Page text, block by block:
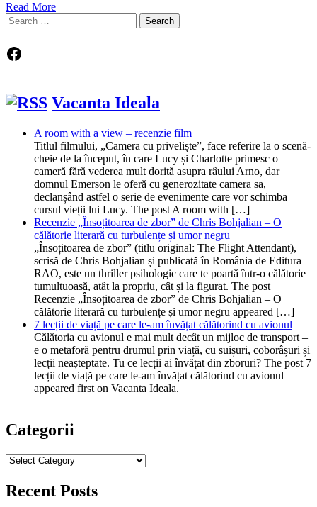
Read More
Search
for:
Facebook
Vacanta Ideala
A room with a view – recenzie film
Titlul filmului, „Camera cu priveliște”, face referire la o scenă-
cheie de la început, în care Lucy și Charlotte primesc o
cameră fără vederea mult dorită asupra râului Arno, dar
domnul Emerson le oferă cu generozitate camera sa,
declanșând astfel o serie de evenimente care vor schimba
cursul vieții lui Lucy. The post A room with […]
Recenzie „Însoțitoarea de zbor” de Chris Bohjalian – O
călătorie literară cu turbulențe și umor negru
„Însoțitoarea de zbor” (titlu original: The Flight Attendant),
scrisă de Chris Bohjalian și publicată în România de Editura
RAO, este un thriller psihologic care te poartă într-o călătorie
tumultuoasă, atât la propriu, cât și la figurat. The post
Recenzie „Însoțitoarea de zbor” de Chris Bohjalian – O
călătorie literară cu turbulențe și umor negru appeared […]
7 lecții de viață pe care le-am învățat călătorind cu avionul
Călătoria cu avionul e mai mult decât un mijloc de transport –
e o metaforă pentru drumul prin viață, cu suișuri, coborâșuri și
lecții neașteptate. Tu ce lecții ai învățat din zboruri? The post 7
lecții de viață pe care le-am învățat călătorind cu avionul
appeared first on Vacanta Ideala.
Categorii
Categorii
Recent Posts